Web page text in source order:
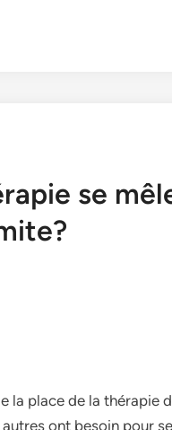
se
la place de la thérapie
ont besoin pour